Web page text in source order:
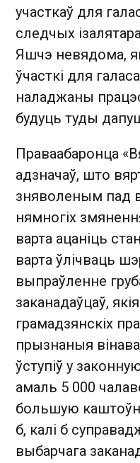
участкаў для
следчых
Яшчэ невядома,
ўчасткі для
наладжаны
будуць туды
Праваабаронца
адзначаў, што
зняволеным пад
нямногіх
варта ацаніць
варта ўлічваць
выпраўленне
заканадаўцаў,
грамадзянскіх
прызнаныя
ўступіў у
амаль 5 000
большую
б, калі б
выбарчага